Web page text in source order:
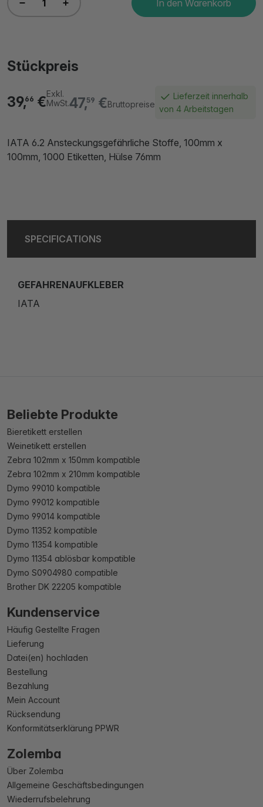
In den Warenkorb
Stückpreis
47,59 €Bruttopreise
39,66 €Exkl.
MwSt.
Lieferzeit innerhalb
von 4 Arbeitstagen
IATA 6.2 Ansteckungsgefährliche Stoffe, 100mm x
100mm, 1000 Etiketten, Hülse 76mm
SPECIFICATIONS
GEFAHRENAUFKLEBER
IATA
Beliebte Produkte
Bieretikett erstellen
Weinetikett erstellen
Zebra 102mm x 150mm kompatible
Zebra 102mm x 210mm kompatible
Dymo 99010 kompatible
Dymo 99012 kompatible
Dymo 99014 kompatible
Dymo 11352 kompatible
Dymo 11354 kompatible
Dymo 11354 ablösbar kompatible
Dymo S0904980 compatible
Brother DK 22205 kompatible
Kundenservice
Häufig Gestellte Fragen
Lieferung
Datei(en) hochladen
Bestellung
Bezahlung
Mein Account
Rücksendung
Konformitätserklärung PPWR
Zolemba
Über Zolemba
Allgemeine Geschäftsbedingungen
Wiederrufsbelehrung